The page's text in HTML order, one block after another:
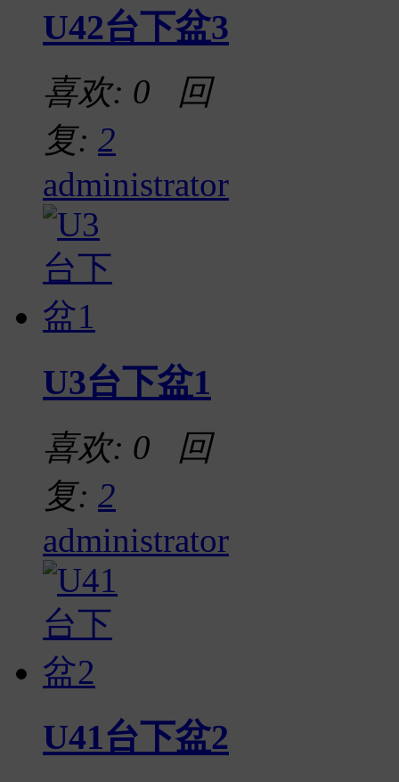
U42台下盆3
喜欢: 0 回
复: 2
administrator
U3台下盆1
喜欢: 0 回
复: 2
administrator
U41台下盆2